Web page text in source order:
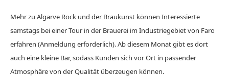
Mehr zu Algarve Rock und der Braukunst können Interessierte
samstags bei einer Tour in der Brauerei im Industriegebiet von Faro
erfahren (Anmeldung erforderlich). Ab diesem Monat gibt es dort
auch eine kleine Bar, sodass Kunden sich vor Ort in passender
Atmosphäre von der Qualität überzeugen können.